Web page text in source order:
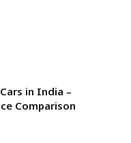
in India –
Comparison